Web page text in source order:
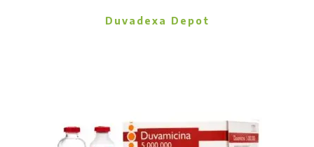
Duvadexa Depot